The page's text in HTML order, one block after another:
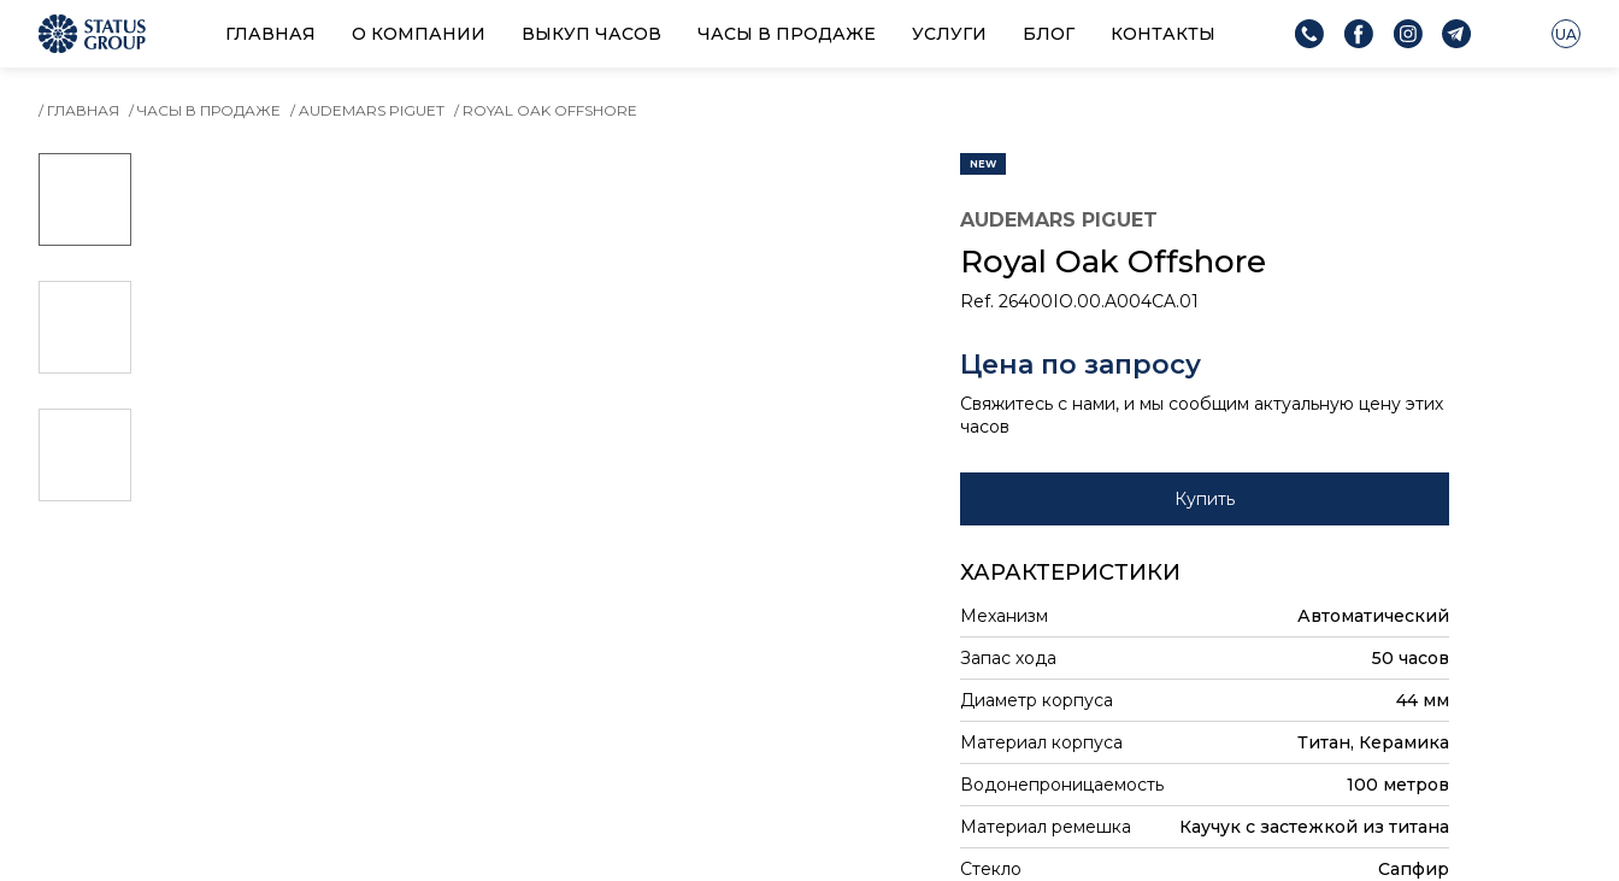
ГЛАВНАЯ О КОМПАНИИ ВЫКУП ЧАСОВ ЧАСЫ В ПРОДАЖЕ УСЛУГИ БЛОГ КОНТАКТЫ UA
/ ГЛАВНАЯ / ЧАСЫ В ПРОДАЖЕ / AUDEMARS PIGUET / ROYAL OAK OFFSHORE
NEW
AUDEMARS PIGUET
Royal Oak Offshore
Ref. 26400IO.00.A004CA.01
Цена по запросу
Свяжитесь с нами, и мы сообщим актуальную цену этих
часов
Купить
ХАРАКТЕРИСТИКИ
Механизм
Автоматический
Запас хода
50 часов
Диаметр корпуса
44 мм
Материал корпуса
Титан, Керамика
Водонепроницаемость
100 метров
Материал ремешка
Каучук с застежкой из титана
Стекло
Сапфир